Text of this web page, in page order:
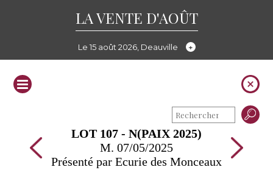
LA VENTE D'AOÛT
Le 15 août 2026, Deauville
LOT 107 - N(PAIX 2025)
M. 07/05/2025
Présenté par Ecurie des Monceaux